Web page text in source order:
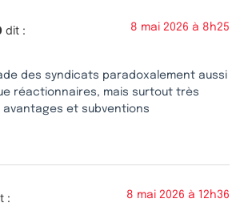
dit : 8 mai 2026 à 8h25
des syndicats paradoxalement aussi
réactionnaires, mais surtout très
et subventions
: 8 mai 2026 à 12h36